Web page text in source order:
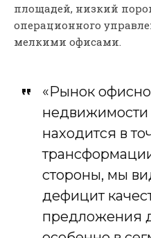
площадей, низкий порог
операционного
мелкими офисами.
«Рынок
недвижимости
находится в
стороны, мы
дефицит
предложения